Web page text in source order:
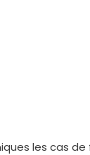
les cas de